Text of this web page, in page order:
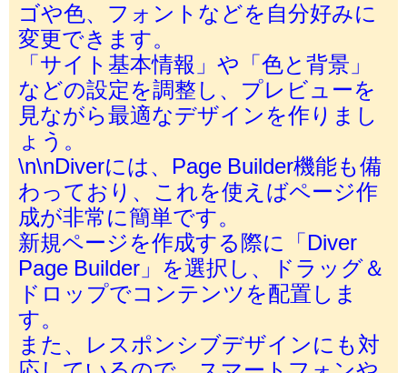
ゴや色、フォントなどを自分好みに
変更できます。
「サイト基本情報」や「色と背景」
などの設定を調整し、プレビューを
見ながら最適なデザインを作りまし
ょう。
\n\nDiverには、Page Builder機能も備
わっており、これを使えばページ作
成が非常に簡単です。
新規ページを作成する際に「Diver
Page Builder」を選択し、ドラッグ＆
ドロップでコンテンツを配置しま
す。
また、レスポンシブデザインにも対